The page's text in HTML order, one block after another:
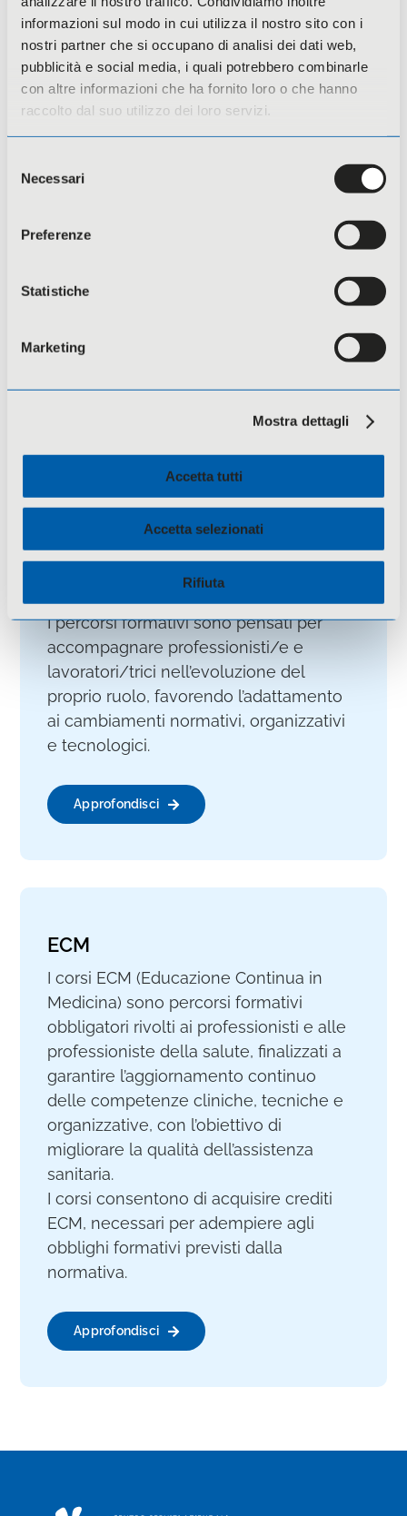
informazioni sul modo in cui utilizza il nostro sito con i
nostri partner che si occupano di analisi dei dati web,
pubblicità e social media, i quali potrebbero combinarle
con altre informazioni che ha fornito loro o che hanno
raccolto dal suo utilizzo dei loro servizi.
delNecessari
Preferenze
Statistiche
Marketing
Mostra dettagli
Accetta tutti
Accetta selezionati
Rifiuta
Compliance
I corsi compliance sono finalizzati a
garantire il rispetto delle normative,
delle procedure interne e dei principi
etici aziendali.
dirigenti, preposti e lavoratori/trici, con
individuali e aziendali, e corrette prassi
Formazione di sviluppo
La formazione professionalizzante è
finalizzata all’aggiornamento continuo
delle competenze e al consolidamento
delle conoscenze professionali nel
I percorsi formativi sono pensati per
accompagnare professionisti/e e
lavoratori/trici nell’evoluzione del
proprio ruolo, favorendo l’adattamento
ai cambiamenti normativi, organizzativi
e tecnologici.
Approfondisci
ECM
I corsi ECM (Educazione Continua in
Medicina) sono percorsi formativi
obbligatori rivolti ai professionisti e alle
professioniste della salute, finalizzati a
garantire l’aggiornamento continuo
delle competenze cliniche, tecniche e
organizzative, con l’obiettivo di
migliorare la qualità dell’assistenza
sanitaria.
I corsi consentono di acquisire crediti
ECM, necessari per adempiere agli
obblighi formativi previsti dalla
normativa.
Approfondisci